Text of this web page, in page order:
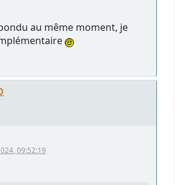
au même moment, je
09:52:19